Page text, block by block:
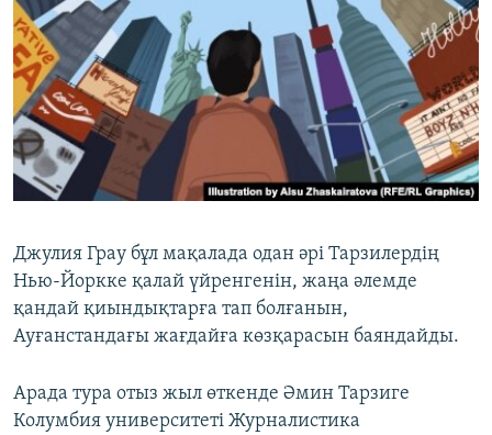
Джулия Грау бұл мақалада одан әрі Тарзилердің
Нью-Йоркке қалай үйренгенін, жаңа әлемде
қандай қиындықтарға тап болғанын,
Ауғанстандағы жағдайға көзқарасын баяндайды.
Арада тура отыз жыл өткенде Әмин Тарзиге
Колумбия университеті Журналистика